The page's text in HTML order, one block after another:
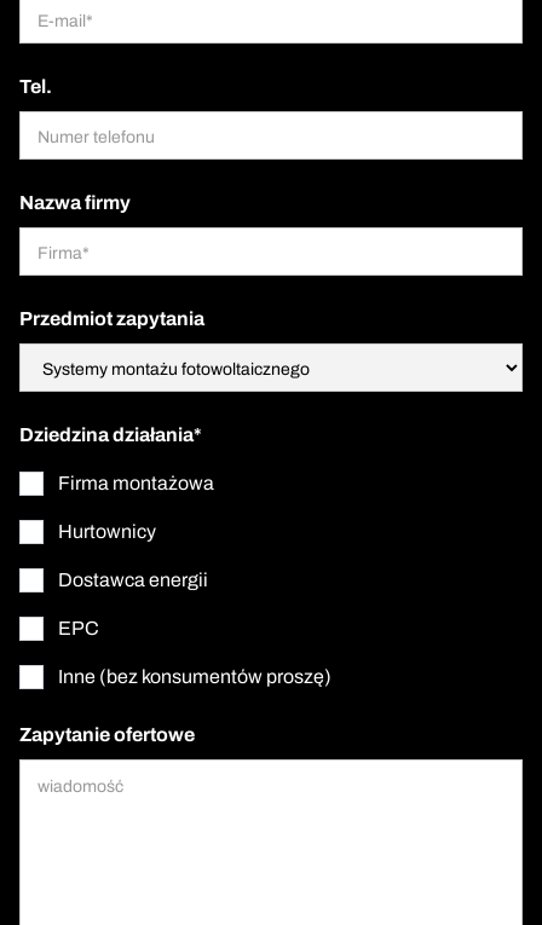
Tel.
Nazwa firmy
Przedmiot zapytania
Dziedzina działania*
Firma montażowa
Hurtownicy
Dostawca energii
EPC
Inne (bez konsumentów proszę)
Zapytanie ofertowe